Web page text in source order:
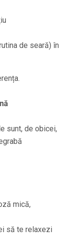
de seară) în
sunt, de obicei,
mică,
să te relaxezi